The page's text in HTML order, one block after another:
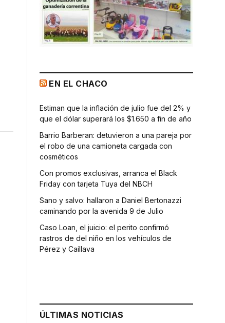
EN EL CHACO
Estiman que la inflación de julio fue del 2% y
que el dólar superará los $1.650 a fin de año
Barrio Barberan: detuvieron a una pareja por
el robo de una camioneta cargada con
cosméticos
Con promos exclusivas, arranca el Black
Friday con tarjeta Tuya del NBCH
Sano y salvo: hallaron a Daniel Bertonazzi
caminando por la avenida 9 de Julio
Caso Loan, el juicio: el perito confirmó
rastros de del niño en los vehículos de
Pérez y Caillava
ÚLTIMAS NOTICIAS